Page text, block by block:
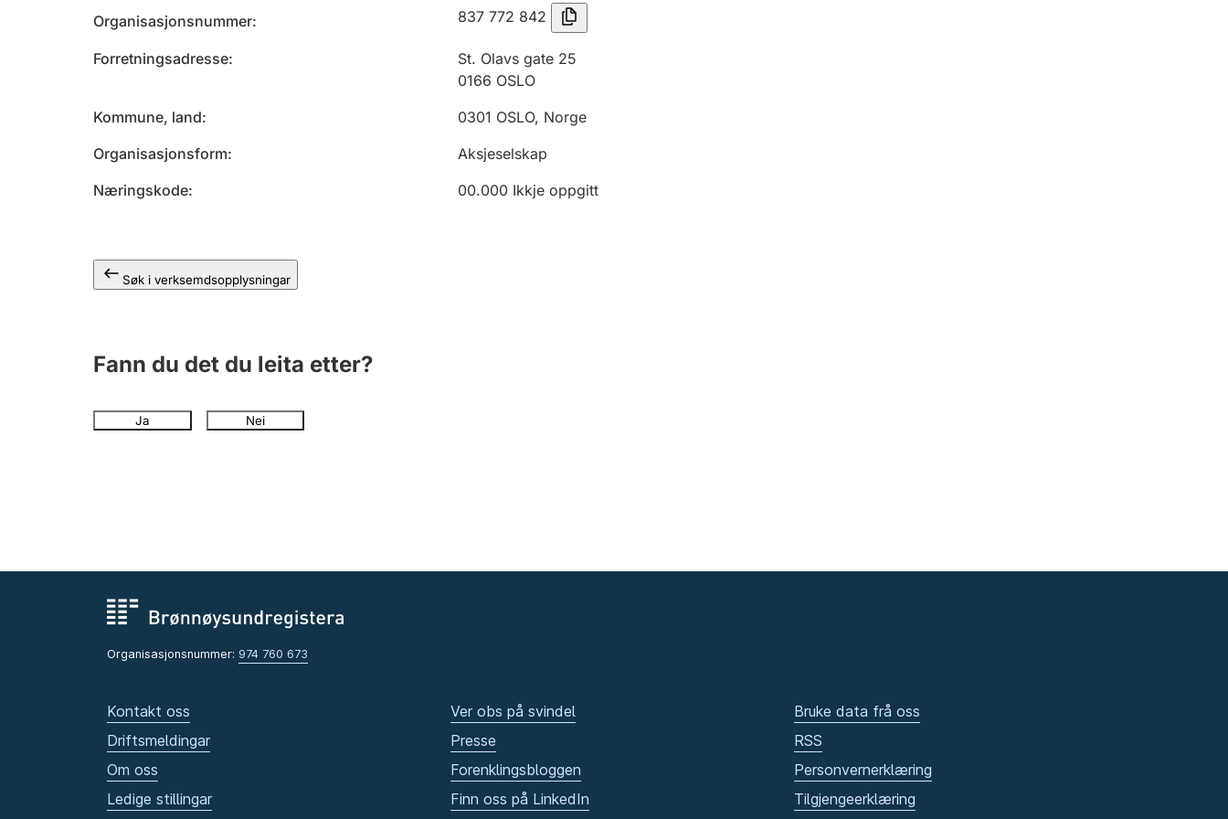
Organisasjonsnummer 837 772 842
Forretningsadresse
St. Olavs gate 25
0166 OSLO
Kommune, land
0301 OSLO, Norge
Organisasjonsform
Aksjeselskap
Næringskode
00.000 Ikkje oppgitt
Søk i verksemdsopplysningar
Fann du det du leita etter?
Ja Nei
Organisasjonsnummer: 974 760 673
Kontakt oss
Driftsmeldingar
Om oss
Ledige stillingar
Ver obs på svindel
Presse
Forenklingsbloggen
Finn oss på LinkedIn
Bruke data frå oss
RSS
Personvernerklæring
Tilgjengeerklæring